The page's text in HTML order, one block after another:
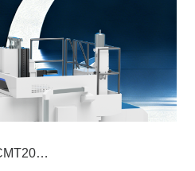
中科微精邀您共聚上海CCMT2026——见证超快“冷加工”的精密魅力